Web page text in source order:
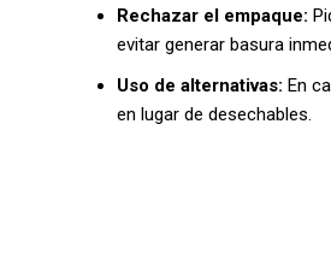
Rechazar el empaque:
evitar generar basura
Uso de alternativas: En
en lugar de desechables.